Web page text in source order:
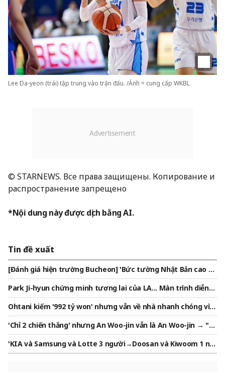
Lee Da-yeon (trái) tập trung vào trận đấu. /Ảnh = cung cấp WKBL
© STARNEWS. Все права защищены. Копирование и
распространение запрещено
*Nội dung này được dịch bằng AI.
Tin đề xuất
[Đánh giá hiện trường Bucheon] 'Bức tường Nhật Bản cao q
uá' Samsung Life Futures League vô địch á quân, thua Aran
mare 54-79... Nhật Bản vô địch liên tiếp 2 năm
Park Ji-hyun chứng minh tương lai của LA... Màn trình diễn
một mình của Park Ji-hyun nhận được "điểm A" cao nhất từ
truyền thông Mỹ
Ohtani kiếm '992 tỷ won' nhưng vẫn về nhà nhanh chóng vì c
hăm sóc con, không có chuyện chỉ mẹ chăm con! Cha gia đìn
h mua Bentley 500 triệu won cho gia đình → hãy xem sự tiết
kiệm
'Chỉ 2 chiến thắng' nhưng An Woo-jin vẫn là An Woo-jin → "N
ăm tới sẽ còn tốt hơn... Tôi chắc chắn về điều đó"
'KIA và Samsung và Lotte 3 người→Doosan và Kiwoom 1 ng
ười→LG và Hanwha và SSG và NC và KT 0 người' Danh sách c